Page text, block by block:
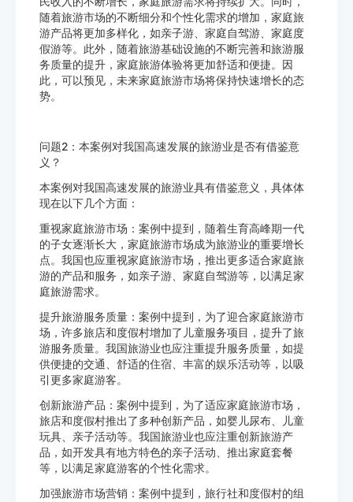
随着旅游市场的不断细分和个性化需求的增加，家庭旅
游产品将更加多样化，如亲子游、家庭自驾游、家庭度
假游等。此外，随着旅游基础设施的不断完善和旅游服
务质量的提升，家庭旅游体验将更加舒适和便捷。因
此，可以预见，未来家庭旅游市场将保持快速增长的态
势。
问题2：本案例对我国高速发展的旅游业是否有借鉴意
义？
本案例对我国高速发展的旅游业具有借鉴意义，具体体
现在以下几个方面：
重视家庭旅游市场：案例中提到，随着生育高峰期一代
的子女逐渐长大，家庭旅游市场成为旅游业的重要增长
点。我国也应重视家庭旅游市场，推出更多适合家庭旅
游的产品和服务，如亲子游、家庭自驾游等，以满足家
庭旅游需求。
提升旅游服务质量：案例中提到，为了迎合家庭旅游市
场，许多旅店和度假村增加了儿童服务项目，提升了旅
游服务质量。我国旅游业也应注重提升服务质量，如提
供便捷的交通、舒适的住宿、丰富的娱乐活动等，以吸
引更多家庭游客。
创新旅游产品：案例中提到，为了适应家庭旅游市场，
旅店和度假村推出了多种创新产品，如婴儿尿布、儿童
玩具、亲子活动等。我国旅游业也应注重创新旅游产
品，如开发具有地方特色的亲子活动、推出家庭套餐
等，以满足家庭游客的个性化需求。
加强旅游市场营销：案例中提到，旅行社和度假村的组